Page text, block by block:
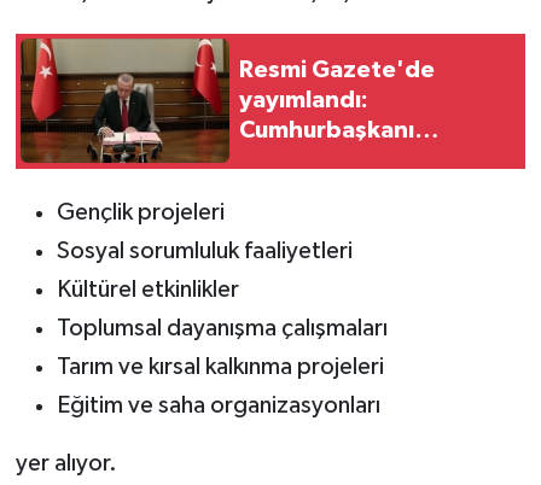
Resmi Gazete'de
yayımlandı:
Cumhurbaşkanı
Gençlik projeleri
Sosyal sorumluluk faaliyetleri
Kültürel etkinlikler
Toplumsal dayanışma çalışmaları
Tarım ve kırsal kalkınma projeleri
Eğitim ve saha organizasyonları
yer alıyor.